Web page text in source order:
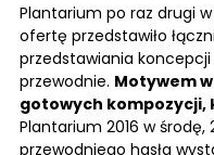
Plantarium po raz drugi
ofertę przedstawiło
przedstawiania
przewodnie. Motywem
gotowych
Plantarium 2016 w
przewodniego hasła